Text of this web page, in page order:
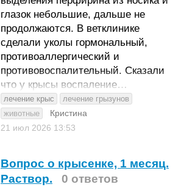
глазок небольшие, дальше не
продолжаются. В ветклинике
сделали уколы гормональный,
противоаллергический и
противовоспалительный. Сказали
что у крысы воспаление…
лечение крыс
лечение грызунов
животные
Кристина
21 июл 2026 13:53
Вопрос о крысенке, 1 месяц.
Раствор.
0 ответов